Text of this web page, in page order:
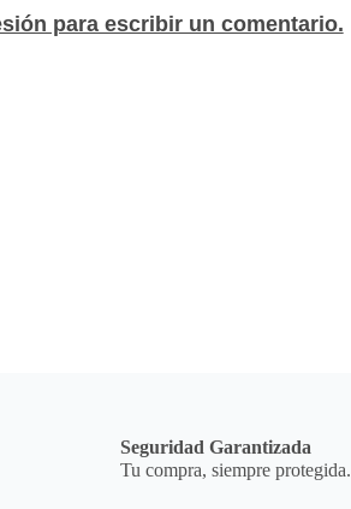
para escribir un comentario.
Seguridad Garantizada
Tu compra, siempre protegida.